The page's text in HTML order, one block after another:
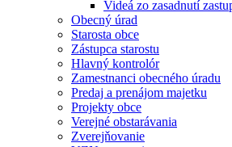
Videá zo zasadnutí
Obecný úrad
Starosta obce
Zástupca starostu
Hlavný kontrolór
Zamestnanci obecného úradu
Predaj a prenájom majetku
Projekty obce
Verejné obstarávania
Zverejňovanie